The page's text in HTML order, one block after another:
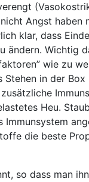
Angst haben
klar, dass
Wichtig
wie zu
in der
Heu.
die beste
so dass man